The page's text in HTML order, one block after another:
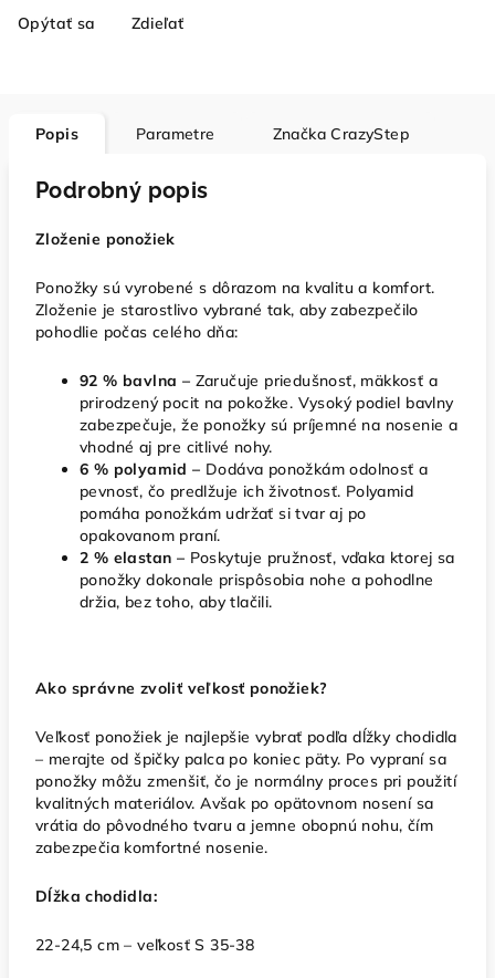
Opýtať sa Zdieľať
Popis Parametre Značka CrazyStep
Podrobný popis
Zloženie ponožiek
Ponožky sú vyrobené s dôrazom na kvalitu a komfort.
Zloženie je starostlivo vybrané tak, aby zabezpečilo
pohodlie počas celého dňa:
92 % bavlna – Zaručuje priedušnosť, mäkkosť a
prirodzený pocit na pokožke. Vysoký podiel bavlny
zabezpečuje, že ponožky sú príjemné na nosenie a
vhodné aj pre citlivé nohy.
6 % polyamid – Dodáva ponožkám odolnosť a
pevnosť, čo predlžuje ich životnosť. Polyamid
pomáha ponožkám udržať si tvar aj po
opakovanom praní.
2 % elastan – Poskytuje pružnosť, vďaka ktorej sa
ponožky dokonale prispôsobia nohe a pohodlne
držia, bez toho, aby tlačili.
Ako správne zvoliť veľkosť ponožiek?
Veľkosť ponožiek je najlepšie vybrať podľa dĺžky chodidla
– merajte od špičky palca po koniec päty. Po vypraní sa
ponožky môžu zmenšiť, čo je normálny proces pri použití
kvalitných materiálov. Avšak po opätovnom nosení sa
vrátia do pôvodného tvaru a jemne obopnú nohu, čím
zabezpečia komfortné nosenie.
Dĺžka chodidla:
22-24,5 cm – veľkosť S 35-38